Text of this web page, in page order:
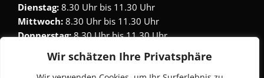
Wir schätzen Ihre Privatsphäre
Dienstag: 8.30 Uhr bis 11.30 Uhr
Mittwoch: 8.30 Uhr bis 11.30 Uhr
Donnerstag:8.30 Uhr bis 11.30 Uhr
Termine können auch ausserhalb der Öffnungszeiten